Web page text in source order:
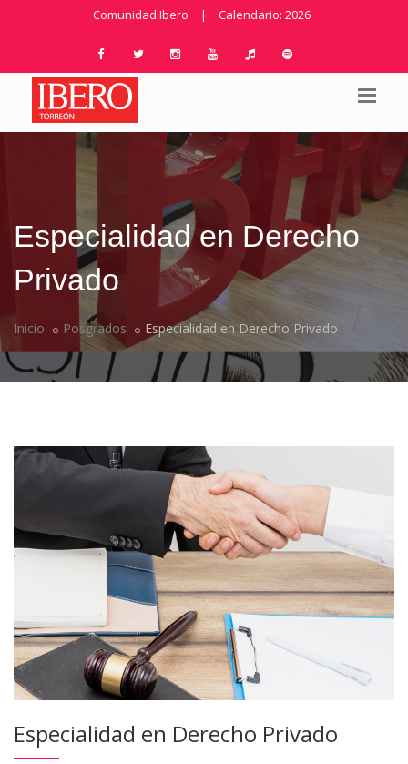
Comunidad Ibero | Calendario: 2026
Especialidad en Derecho
Privado
Inicio Posgrados Especialidad en Derecho Privado
Especialidad en Derecho Privado